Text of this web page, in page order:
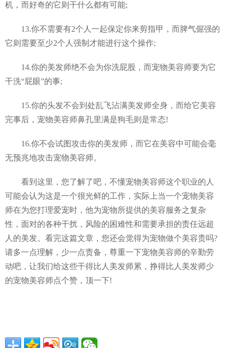
机，而好奇的它则干什么都有可能;
13.你不需要有2个人一起保定你来剪指甲，而脾气倔强的
它则需要至少2个人强制才能进行这个操作;
14.你的美发师绝不会为你洗屁股，而宠物美容师要为它
干洗“屁眼”的事;
15.你的头发不会到处乱飞沾满美发师全身，而给它美容
完事后，宠物美容师鼻孔里满是狗毛则是常态!
16.你不会试图攻击你的美发师，而它在美容中可能会毫
无预兆地攻击宠物美容师。
看到这里，您了解了吧，不懂宠物美容师这个职业的人
可能会认为这是一个很光鲜的工作，实际上当一个宠物美容
师在为您打理爱宠时，他为宠物所提供的美容服务之复杂
性，面对的各种干扰，风险的困难性和需要承担的责任远超
人的美发。看完这篇文章，您还会觉得为宠物做个美容贵吗?
请多一点理解，少一点责备，尊重一下宠物美容师的辛勤劳
动吧，让我们给这些干得比人美发师累，挣得比人美发师少
的宠物美容师点个赞，顶一下!